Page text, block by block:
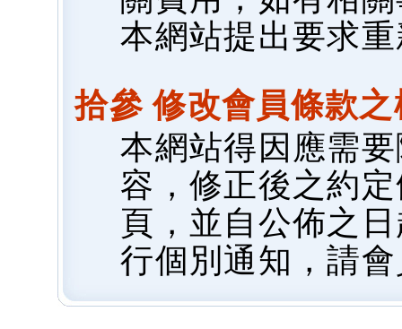
本網站提出要求
拾參 修改會員條款
本網站得因應需
容，修正後之約
頁，並自公佈之
行個別通知，請